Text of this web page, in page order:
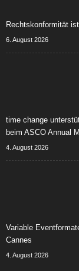
Rechtskonformität
6. August 2026
time change
beim ASCO Annual
4. August 2026
Variable
Cannes
4. August 2026